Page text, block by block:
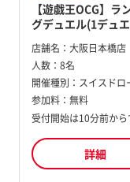
【遊戯王OCG】ラ
グデュエル(1デュ
店舗名： 大阪日本橋店
人数： 8名
開催種別： スイスドロ
参加料： 無料
受付開始は10分前から
詳細